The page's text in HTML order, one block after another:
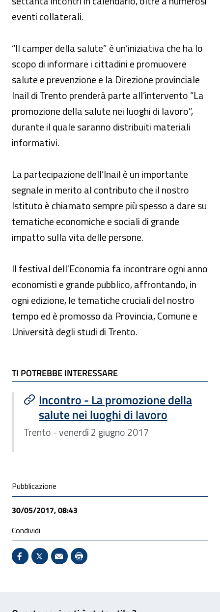
eventi collaterali.
“Il camper della salute” è un’iniziativa che ha lo
scopo di informare i cittadini e promuovere
salute e prevenzione e la Direzione provinciale
Inail di Trento prenderà parte all’intervento “La
promozione della salute nei luoghi di lavoro”,
durante il quale saranno distribuiti materiali
informativi.
La partecipazione dell’Inail è un importante
segnale in merito al contributo che il nostro
Istituto è chiamato sempre più spesso a dare su
tematiche economiche e sociali di grande
impatto sulla vita delle persone.
Il festival dell'Economia fa incontrare ogni anno
economisti e grande pubblico, affrontando, in
ogni edizione, le tematiche cruciali del nostro
tempo ed è promosso da Provincia, Comune e
Università degli studi di Trento.
TI POTREBBE INTERESSARE
TI POTREBBE INTERESSARE
Incontro - La promozione della
salute nei luoghi di lavoro
Trento - venerdì 2 giugno 2017
Condivisione social
Pubblicazione
30/05/2017, 08:43
Condividi
Condividi su Facebook - Sito esterno - Apertura in
X - Sito esterno - Apertura in nuova finestra
Invio Mail: apre il programma di posta
Stampa pagina: scelta meno